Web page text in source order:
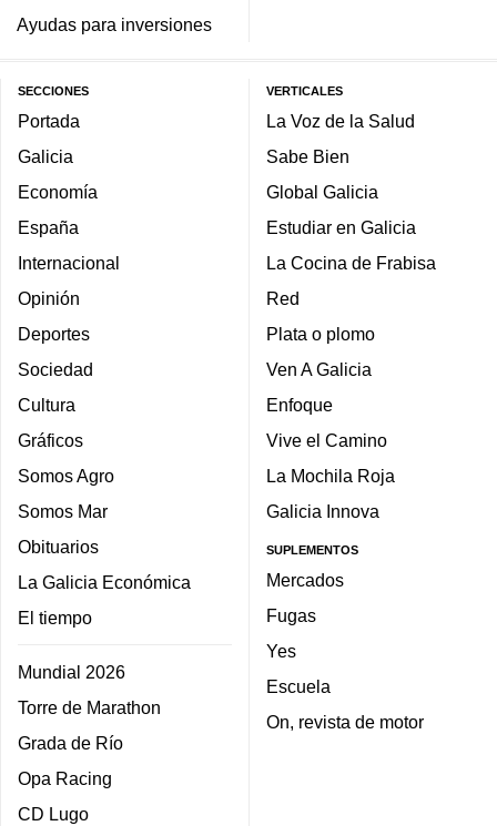
Ayudas para inversiones
SECCIONES
Portada
Galicia
Economía
España
Internacional
Opinión
Deportes
Sociedad
Cultura
Gráficos
Somos Agro
Somos Mar
Obituarios
La Galicia Económica
El tiempo
Mundial 2026
Torre de Marathon
Grada de Río
Opa Racing
CD Lugo
VERTICALES
La Voz de la Salud
Sabe Bien
Global Galicia
Estudiar en Galicia
La Cocina de Frabisa
Red
Plata o plomo
Ven A Galicia
Enfoque
Vive el Camino
La Mochila Roja
Galicia Innova
SUPLEMENTOS
Mercados
Fugas
Yes
Escuela
On, revista de motor